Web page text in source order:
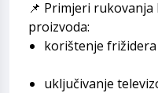
📌 Primjeri
proizvoda:
korištenje
uključivanje